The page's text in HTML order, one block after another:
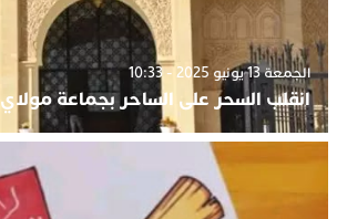
الجمعة 13 يونيو 2025 - 10:33
انقلب السحر على الساحر بجماعة